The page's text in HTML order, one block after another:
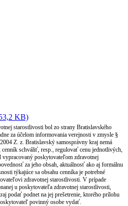
KB)
starostlivosti bol zo strany Bratislavského
za účelom informovania verejnosti v zmysle §
Z. z. Bratislavský samosprávny kraj nemá
schváliť, resp., regulovať cenu jednotlivých,
poskytovateľom zdravotnej
za jeho obsah, aktuálnosť ako aj formálnu
týkajúce sa obsahu cenníka je potrebné
zdravotnej starostlivosti. V prípade
u poskytovateľa zdravotnej starostlivosti,
podať podnet na jej prešetrenie, ktorého prílohu
povinný osobe vydať.